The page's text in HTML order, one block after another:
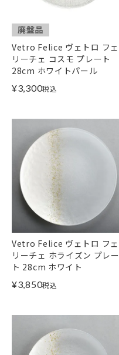
廃盤品
Vetro Felice ヴェトロ フェ
リーチェ コスモ プレート
28cm ホワイトパール
¥3,300税込
Vetro Felice ヴェトロ フェ
リーチェ ホライズン プレー
ト 28cm ホワイト
¥3,850税込